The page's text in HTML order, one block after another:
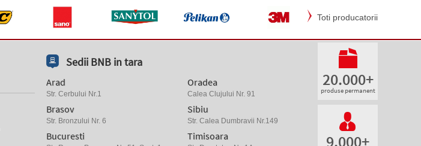
Toti producatorii
Sedii BNB in tara
Arad
Str. Cerbului Nr.1
Brasov
Str. Bronzului Nr. 6
Bucuresti
Oradea
Calea Clujului Nr. 91
Sibiu
Str. Calea Dumbravii Nr.149
Timisoara
20.000+
produse permanent
9.000+